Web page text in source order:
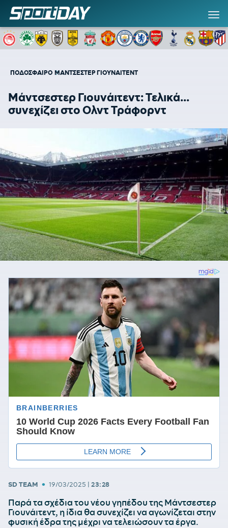
ΠΟΔΟΣΦΑΙΡΟ ΜΑΝΤΣΕΣΤΕΡ ΓΙΟΥΝΑΙΤΕΝΤ
Μάντσεστερ Γιουνάιτεντ: Τελικά...
συνεχίζει στο Ολντ Τράφορντ
SD TEAM • 19/03/2025 | 23:28
Παρά τα σχέδια του νέου γηπέδου της Μάντσεστερ
Γιουνάιτεντ, η ίδια θα συνεχίζει να αγωνίζεται στην
φυσική έδρα της μέχρι να τελειώσουν τα έργα.